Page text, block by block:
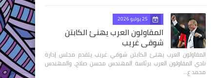
25 يوليو 2026
المقاولون العرب يهنئ الكابتن
شوقي غريب
المقاولون العرب يهنئ الكابتن شوقي غريب يتقدم مجلس إدارة
نادي المقاولون العرب برئاسة المهندس محسن صلاح، والمهندس
محمد ع…